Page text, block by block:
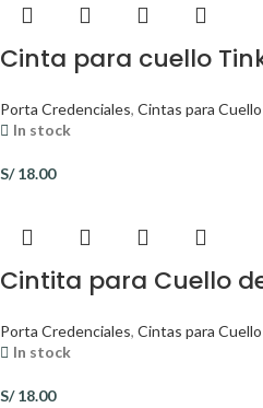
Cinta para cuello
Porta Credenciales, Cintas para Cuello
In stock
S/18.00
Cintita para Cuello
Porta Credenciales, Cintas para Cuello
In stock
S/18.00